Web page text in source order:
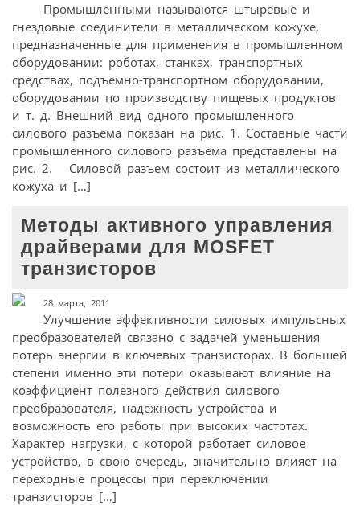
Промышленными называются штыревые и
гнездовые соединители в металлическом кожухе,
предназначенные для применения в промышленном
оборудовании: роботах, станках, транспортных
средствах, подъемно-транспортном оборудовании,
оборудовании по производству пищевых продуктов
и т. д. Внешний вид одного промышленного
силового разъема показан на рис. 1. Составные части
промышленного силового разъема представлены на
рис. 2. Силовой разъем состоит из металлического
кожуха и […]
Методы активного управления
драйверами для MOSFET
транзисторов
28 марта, 2011
Улучшение эффективности силовых импульсных
преобразователей связано с задачей уменьшения
потерь энергии в ключевых транзисторах. В большей
степени именно эти потери оказывают влияние на
коэффициент полезного действия силового
преобразователя, надежность устройства и
возможность его работы при высоких частотах.
Характер нагрузки, с которой работает силовое
устройство, в свою очередь, значительно влияет на
переходные процессы при переключении
транзисторов […]